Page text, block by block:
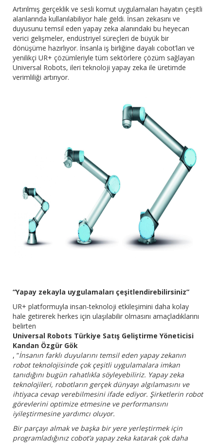
Artırılmış gerçeklik ve sesli komut uygulamaları hayatın çeşitli
alanlarında kullanılabiliyor hale geldi. İnsan zekasını ve
duyusunu temsil eden yapay zeka alanındaki bu heyecan
verici gelişmeler, endüstriyel süreçleri de büyük bir
dönüşüme hazırlıyor. İnsanla iş birliğine dayalı cobot’ları ve
yenilikçi UR+ çözümleriyle tüm sektörlere çözüm sağlayan
Universal Robots, ileri teknoloji yapay zeka ile üretimde
verimliliği artırıyor.
“Yapay zekayla uygulamaları çeşitlendirebilirsiniz”
UR+ platformuyla insan-teknoloji etkileşimini daha kolay
hale getirerek herkes için ulaşılabilir olmasını amaçladıklarını
belirten
Universal Robots Türkiye Satış Geliştirme Yöneticisi
Kandan Özgür Gök
, “İnsanın farklı duyularını temsil eden yapay zekanın
robot teknolojisinde çok çeşitli uygulamalara imkan
tanıdığını bugün rahatlıkla söyleyebiliriz. Yapay zeka
teknolojileri, robotların gerçek dünyayı algılamasını ve
ihtiyaca cevap verebilmesini ifade ediyor. Şirketlerin robot
görevlerini optimize etmesine ve performansını
iyileştirmesine yardımcı oluyor.
Bir parçayı almak ve başka bir yere yerleştirmek için
programladığınız cobot’a yapay zeka katarak çok daha